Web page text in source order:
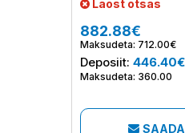
Laost otsas
882.88€
Maksudeta: 712.00€
Deposiit: 446.40€
Maksudeta: 360.00